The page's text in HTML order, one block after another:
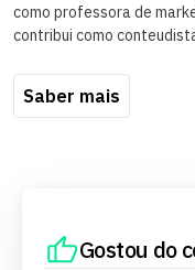
como professora de
contribui como
Saber mais
Gostou do